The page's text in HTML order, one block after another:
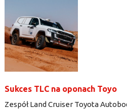
Sukces TLC na oponach Toyo
Zespół Land Cruiser Toyota